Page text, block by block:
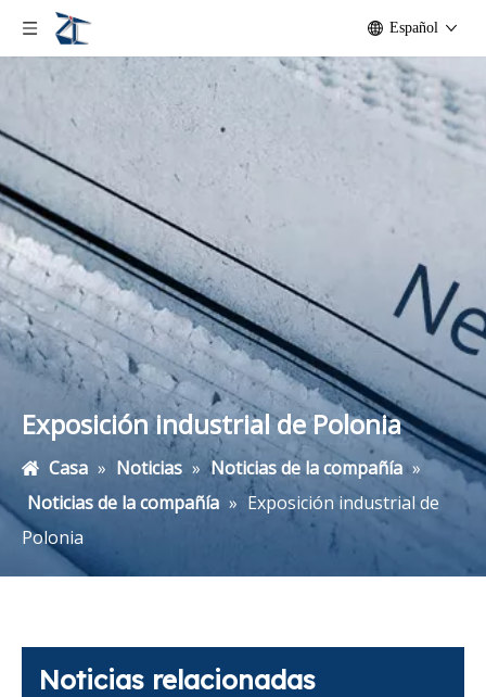
Español
Exposición industrial de Polonia
Casa » Noticias » Noticias de la compañía »
Noticias de la compañía » Exposición industrial de
Polonia
Noticias relacionadas